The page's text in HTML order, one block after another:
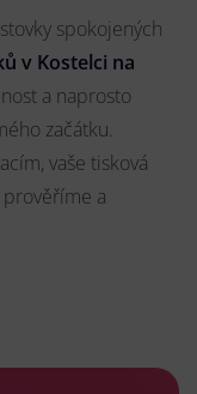
spokojených
v Kostelci na
a naprosto
začátku.
vaše tisková
a